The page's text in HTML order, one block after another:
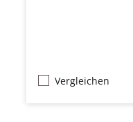
Vergleichen